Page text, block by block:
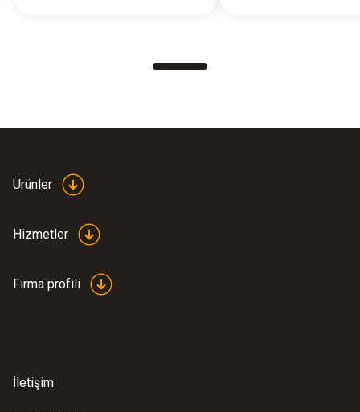
Ürünler
Hizmetler
Firma profili
İletişim